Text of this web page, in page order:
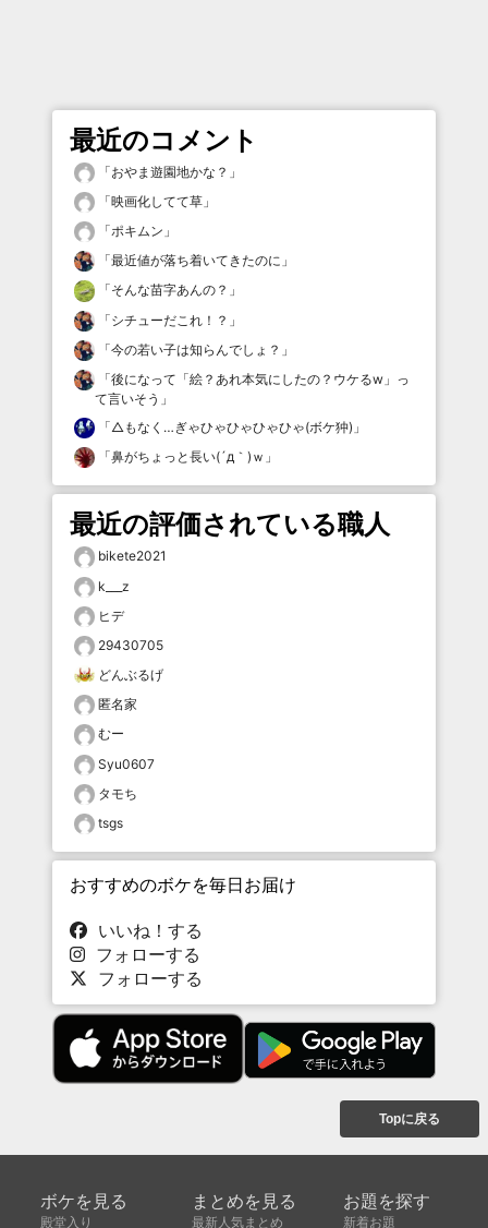
最近のコメント
「おやま遊園地かな？ 」
「映画化してて草 」
「ポキムン 」
「最近値が落ち着いてきたのに 」
「そんな苗字あんの？ 」
「シチューだこれ！？ 」
「今の若い子は知らんでしょ？ 」
「後になって「絵？あれ本気にしたの？ウケるw」っ
て言いそう 」
「△もなく…ぎゃひゃひゃひゃひゃ(ボケ狆) 」
「鼻がちょっと長い(´д｀)ｗ 」
最近の評価されている職人
bikete2021
k___z
ヒデ
29430705
どんぶるげ
匿名家
むー
Syu0607
タモち
tsgs
おすすめのボケを毎日お届け
いいね！する
フォローする
フォローする
Topに戻る
ボケを見る
殿堂入り
まとめを見る
最新人気まとめ
お題を探す
新着お題